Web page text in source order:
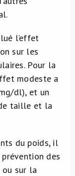
l’effet
sur les
Pour la
modeste a
dl), et un
taille et la
du poids, il
prévention des
ou sur la